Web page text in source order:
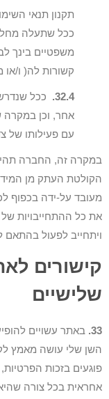
תקנון תנאי
ככל שתעלה
משפטיים בינך
קשורות לה( ו/
32.4.
ככל
אחר, וכן במקרה
עם פעילותו של
במקרה זה, החברה
הקולטת העתק מן
מעובד על-ידה בכפוף
את כל ההתחייבויות של
ויתחייב לפעול בהתאם
קישורים
שלישיים
33. באתר עשויים
השן שלי עושה מאמץ
פוגעים בזכות
אחראית בכל צורה